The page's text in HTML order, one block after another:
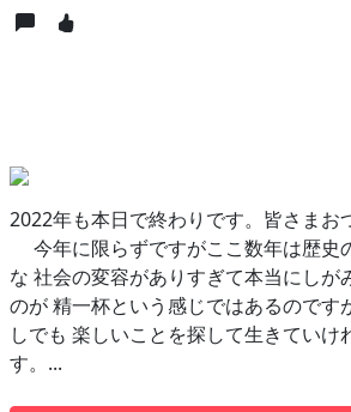
2022年も本日で終わりです。皆さまお
今年に限らずですがここ数年は歴史
な 社会の変容がありすぎて本当にしが
のが 精一杯という感じではあるのです
しでも 楽しいことを探して生きていけ
す。...